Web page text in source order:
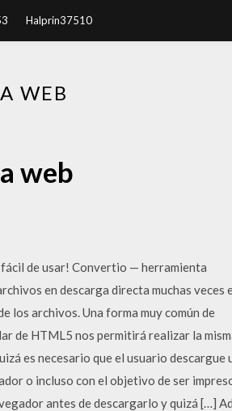
Halprin37510
WEB
web
fácil de usar! Convertio — herramienta
en descarga directa muchas veces
los archivos. Una forma muy común de
de HTML5 nos permitirá realizar la
es necesario que el usuario descargue
o incluso con el objetivo de ser
antes de descargarlo y quizá […]